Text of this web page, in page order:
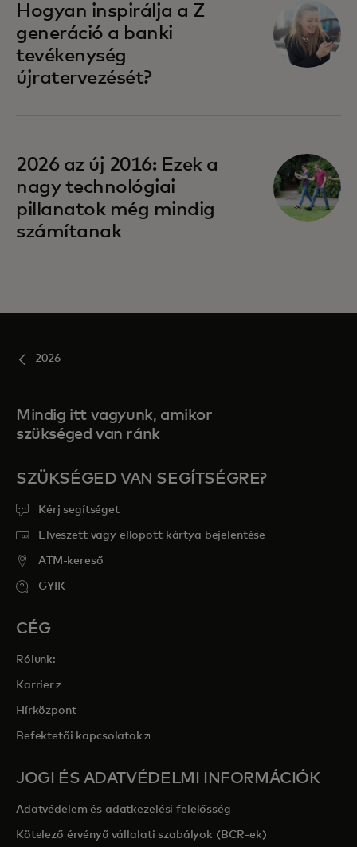
Hogyan inspirálja a Z
generáció a banki
tevékenység
újratervezését?
2026 az új 2016: Ezek a
nagy technológiai
pillanatok még mindig
számítanak
2026
Mindig itt vagyunk, amikor
szükséged van ránk
SZÜKSÉGED VAN SEGÍTSÉGRE?
Kérj segítséget
Elveszett vagy ellopott kártya bejelentése
ATM-kereső
GYIK
CÉG
Rólunk:
Karrieropens in a new tab
Hírközpont
Befektetői kapcsolatokopens in a new tab
JOGI ÉS ADATVÉDELMI INFORMÁCIÓK
Adatvédelem és adatkezelési felelősség
Kötelező érvényű vállalati szabályok (BCR-ek)